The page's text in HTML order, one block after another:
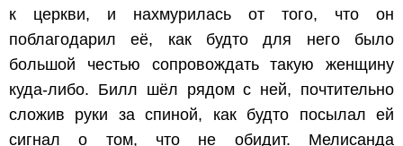
к церкви, и нахмурилась от того, что он
поблагодарил её, как будто для него было
большой честью сопровождать такую женщину
куда-либо. Билл шёл рядом с ней, почтительно
сложив руки за спиной, как будто посылал ей
сигнал о том, что не обидит. Мелисанда